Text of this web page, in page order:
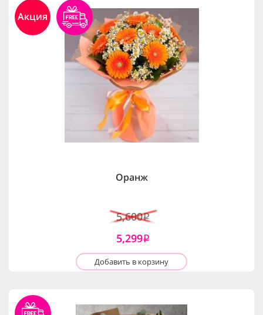
Акция
Оранж
5,600i
5,299i
Добавить в корзину